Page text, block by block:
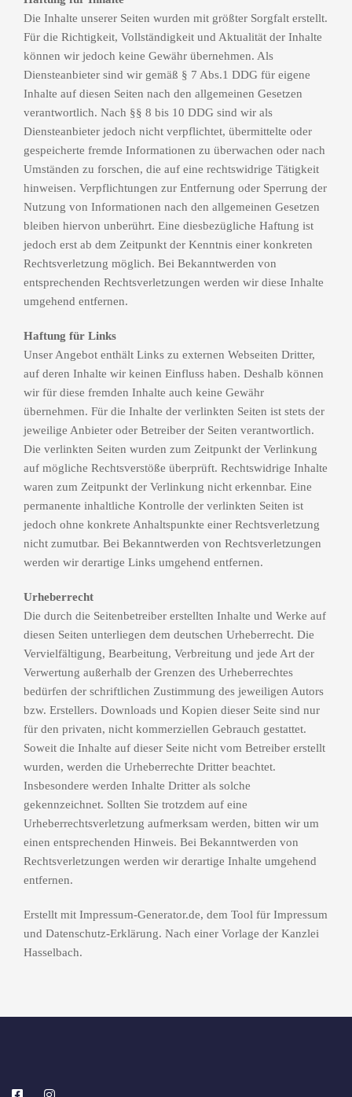
Die Inhalte unserer Seiten wurden mit größter Sorgfalt erstellt.
Für die Richtigkeit, Vollständigkeit und Aktualität der Inhalte
können wir jedoch keine Gewähr übernehmen. Als
Diensteanbieter sind wir gemäß § 7 Abs.1 DDG für eigene
Inhalte auf diesen Seiten nach den allgemeinen Gesetzen
verantwortlich. Nach §§ 8 bis 10 DDG sind wir als
Diensteanbieter jedoch nicht verpflichtet, übermittelte oder
gespeicherte fremde Informationen zu überwachen oder nach
Umständen zu forschen, die auf eine rechtswidrige Tätigkeit
hinweisen. Verpflichtungen zur Entfernung oder Sperrung der
Nutzung von Informationen nach den allgemeinen Gesetzen
bleiben hiervon unberührt. Eine diesbezügliche Haftung ist
jedoch erst ab dem Zeitpunkt der Kenntnis einer konkreten
Rechtsverletzung möglich. Bei Bekanntwerden von
entsprechenden Rechtsverletzungen werden wir diese Inhalte
umgehend entfernen.
Haftung für Links
Unser Angebot enthält Links zu externen Webseiten Dritter,
auf deren Inhalte wir keinen Einfluss haben. Deshalb können
wir für diese fremden Inhalte auch keine Gewähr
übernehmen. Für die Inhalte der verlinkten Seiten ist stets der
jeweilige Anbieter oder Betreiber der Seiten verantwortlich.
Die verlinkten Seiten wurden zum Zeitpunkt der Verlinkung
auf mögliche Rechtsverstöße überprüft. Rechtswidrige Inhalte
waren zum Zeitpunkt der Verlinkung nicht erkennbar. Eine
permanente inhaltliche Kontrolle der verlinkten Seiten ist
jedoch ohne konkrete Anhaltspunkte einer Rechtsverletzung
nicht zumutbar. Bei Bekanntwerden von Rechtsverletzungen
werden wir derartige Links umgehend entfernen.
Urheberrecht
Die durch die Seitenbetreiber erstellten Inhalte und Werke auf
diesen Seiten unterliegen dem deutschen Urheberrecht. Die
Vervielfältigung, Bearbeitung, Verbreitung und jede Art der
Verwertung außerhalb der Grenzen des Urheberrechtes
bedürfen der schriftlichen Zustimmung des jeweiligen Autors
bzw. Erstellers. Downloads und Kopien dieser Seite sind nur
für den privaten, nicht kommerziellen Gebrauch gestattet.
Soweit die Inhalte auf dieser Seite nicht vom Betreiber erstellt
wurden, werden die Urheberrechte Dritter beachtet.
Insbesondere werden Inhalte Dritter als solche
gekennzeichnet. Sollten Sie trotzdem auf eine
Urheberrechtsverletzung aufmerksam werden, bitten wir um
einen entsprechenden Hinweis. Bei Bekanntwerden von
Rechtsverletzungen werden wir derartige Inhalte umgehend
entfernen.
Erstellt mit Impressum-Generator.de, dem Tool für Impressum
und Datenschutz-Erklärung. Nach einer Vorlage der Kanzlei
Hasselbach.